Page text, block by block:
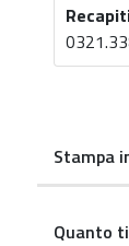
Stampa
Quanto